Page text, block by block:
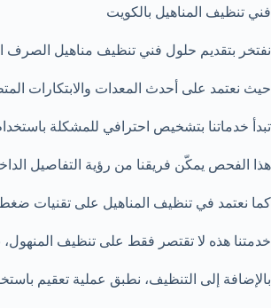
فني تنظيف المناهيل بالكويت
نفتخر بتقديم حلول فني تنظيف مناهيل الصرف
حيث نعتمد على أحدث المعدات والابتكارات
تبدأ خدماتنا بتشخيص احترافي للمشكلة
هذا الفحص يمكّن فريقنا من رؤية التفاصيل
كما نعتمد في تنظيف المناهيل على تقنيات ضغط
خدمتنا هذه لا تقتصر فقط على تنظيف
بالإضافة إلى التنظيف، نطبق عملية تعقيم